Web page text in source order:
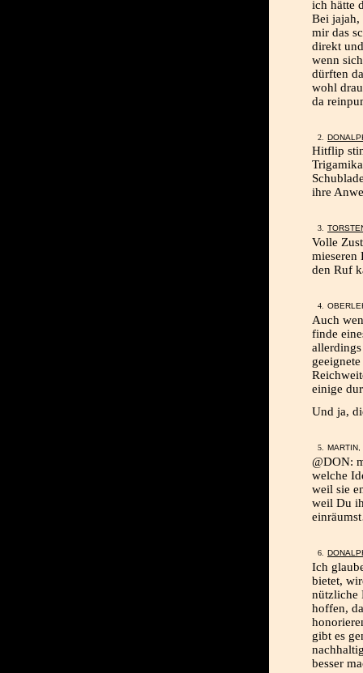
ich hätte
Bei jajah,
mir das
direkt
wenn
dürften
wohl
da
Hitflip
ihre
Volle
mieseren
den Ruf
Auch
finde
einige
Und ja,
@DON:
welche
weil sie
weil Du
Ich
bietet,
nützliche
hoffen,
gibt es
besser